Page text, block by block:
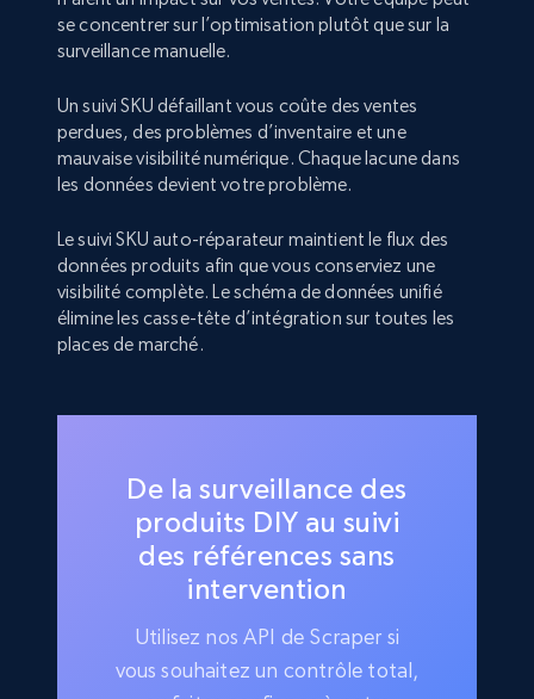
se concentrer sur l’optimisation plutôt que sur la
surveillance manuelle.
Un suivi SKU défaillant vous coûte des ventes
perdues, des problèmes d’inventaire et une
mauvaise visibilité numérique. Chaque lacune dans
les données devient votre problème.
Le suivi SKU auto-réparateur maintient le flux des
données produits afin que vous conserviez une
visibilité complète. Le schéma de données unifié
élimine les casse-tête d’intégration sur toutes les
places de marché.
De la surveillance des
produits DIY au suivi
des références sans
intervention
Utilisez nos API de Scraper si
vous souhaitez un contrôle total,